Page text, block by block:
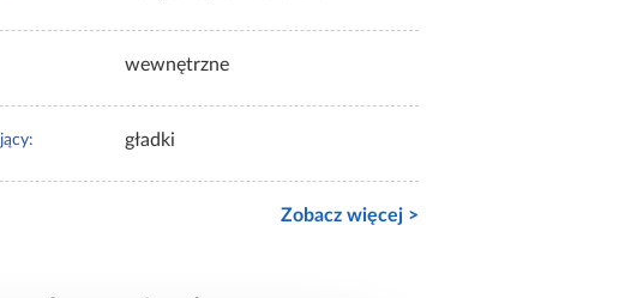
wewnętrzne
gładki
Zobacz więcej >